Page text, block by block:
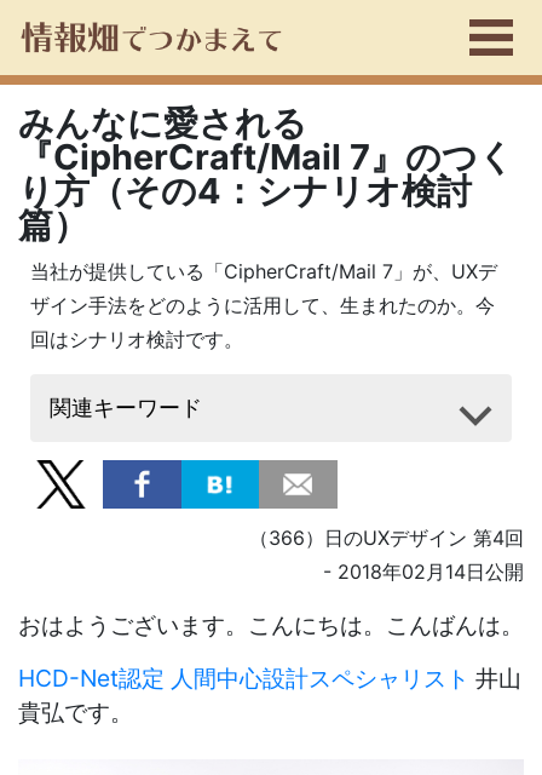
みんなに愛される
『CipherCraft/Mail 7』のつく
り方（その4：シナリオ検討
篇）
当社が提供している「CipherCraft/Mail 7」が、UXデ
ザイン手法をどのように活用して、生まれたのか。今
回はシナリオ検討です。
関連キーワード
（366）日のUXデザイン 第4回
- 2018年02月14日公開
おはようございます。こんにちは。こんばんは。
HCD-Net認定 人間中心設計スペシャリスト 井山
貴弘です。